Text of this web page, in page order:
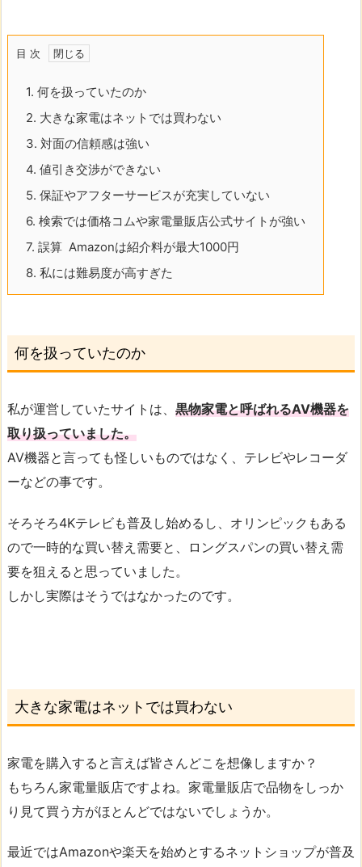
目 次
1. 何を扱っていたのか
2. 大きな家電はネットでは買わない
3. 対面の信頼感は強い
4. 値引き交渉ができない
5. 保証やアフターサービスが充実していない
6. 検索では価格コムや家電量販店公式サイトが強い
7. 誤算 Amazonは紹介料が最大1000円
8. 私には難易度が高すぎた
何を扱っていたのか
私が運営していたサイトは、 黒物家電と呼ばれるAV機器を
取り扱っていました。
AV機器と言っても怪しいものではなく、テレビやレコーダ
ーなどの事です。
そろそろ4Kテレビも普及し始めるし、オリンピックもある
ので一時的な買い替え需要と、ロングスパンの買い替え需
要を狙えると思っていました。
しかし実際はそうではなかったのです。
大きな家電はネットでは買わない
家電を購入すると言えば皆さんどこを想像しますか？
もちろん家電量販店ですよね。家電量販店で品物をしっか
り見て買う方がほとんどではないでしょうか。
最近ではAmazonや楽天を始めとするネットショップが普及